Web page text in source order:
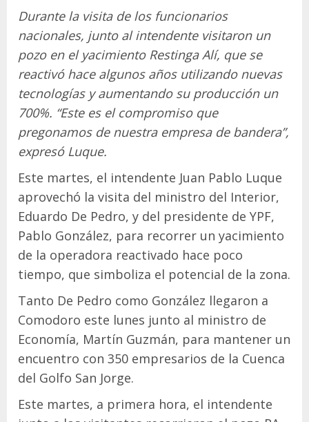
Durante la visita de los funcionarios
nacionales, junto al intendente visitaron un
pozo en el yacimiento Restinga Alí, que se
reactivó hace algunos años utilizando nuevas
tecnologías y aumentando su producción un
700%. “Este es el compromiso que
pregonamos de nuestra empresa de bandera”,
expresó Luque.
Este martes, el intendente Juan Pablo Luque
aprovechó la visita del ministro del Interior,
Eduardo De Pedro, y del presidente de YPF,
Pablo González, para recorrer un yacimiento
de la operadora reactivado hace poco
tiempo, que simboliza el potencial de la zona.
Tanto De Pedro como González llegaron a
Comodoro este lunes junto al ministro de
Economía, Martín Guzmán, para mantener un
encuentro con 350 empresarios de la Cuenca
del Golfo San Jorge.
Este martes, a primera hora, el intendente